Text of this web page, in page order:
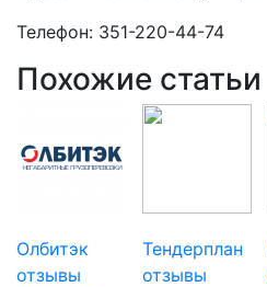
Телефон: 351-220-44-74
Похожие статьи
Олбитэк
отзывы
Тендерплан
отзывы